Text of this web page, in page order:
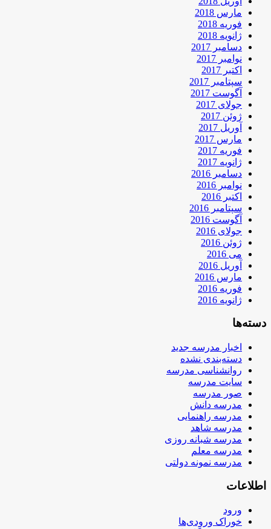
مارس 2018
فوریه 2018
ژانویه 2018
دسامبر 2017
نوامبر 2017
اکتبر 2017
سپتامبر 2017
آگوست 2017
جولای 2017
ژوئن 2017
آوریل 2017
مارس 2017
فوریه 2017
ژانویه 2017
دسامبر 2016
نوامبر 2016
اکتبر 2016
سپتامبر 2016
آگوست 2016
جولای 2016
ژوئن 2016
می 2016
آوریل 2016
مارس 2016
فوریه 2016
ژانویه 2016
دسته‌ها
اخبار مدرسه جدید
دسته‌بندی نشده
روانشناسی مدرسه
سایت مدرسه
صور مدرسه
مدرسه دانش
مدرسه راهنمایی
مدرسه شاهد
مدرسه شبانه روزی
مدرسه معلم
مدرسه نمونه دولتی
اطلاعات
ورود
خوراک ورودی‌ها